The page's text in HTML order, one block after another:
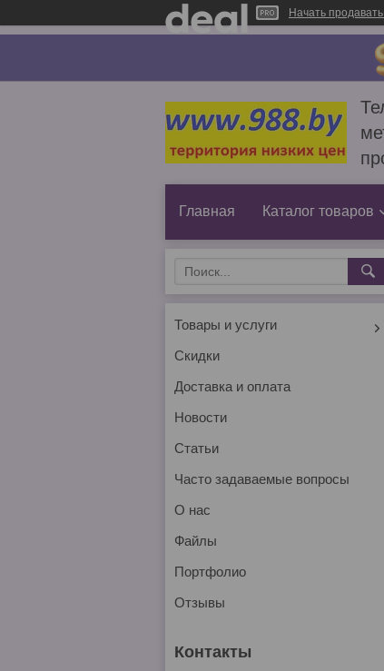
Начать
Главная Каталог товаров
Товары и услуги
Скидки
Доставка и оплата
Новости
Статьи
Часто задаваемые вопросы
О нас
Файлы
Портфолио
Отзывы